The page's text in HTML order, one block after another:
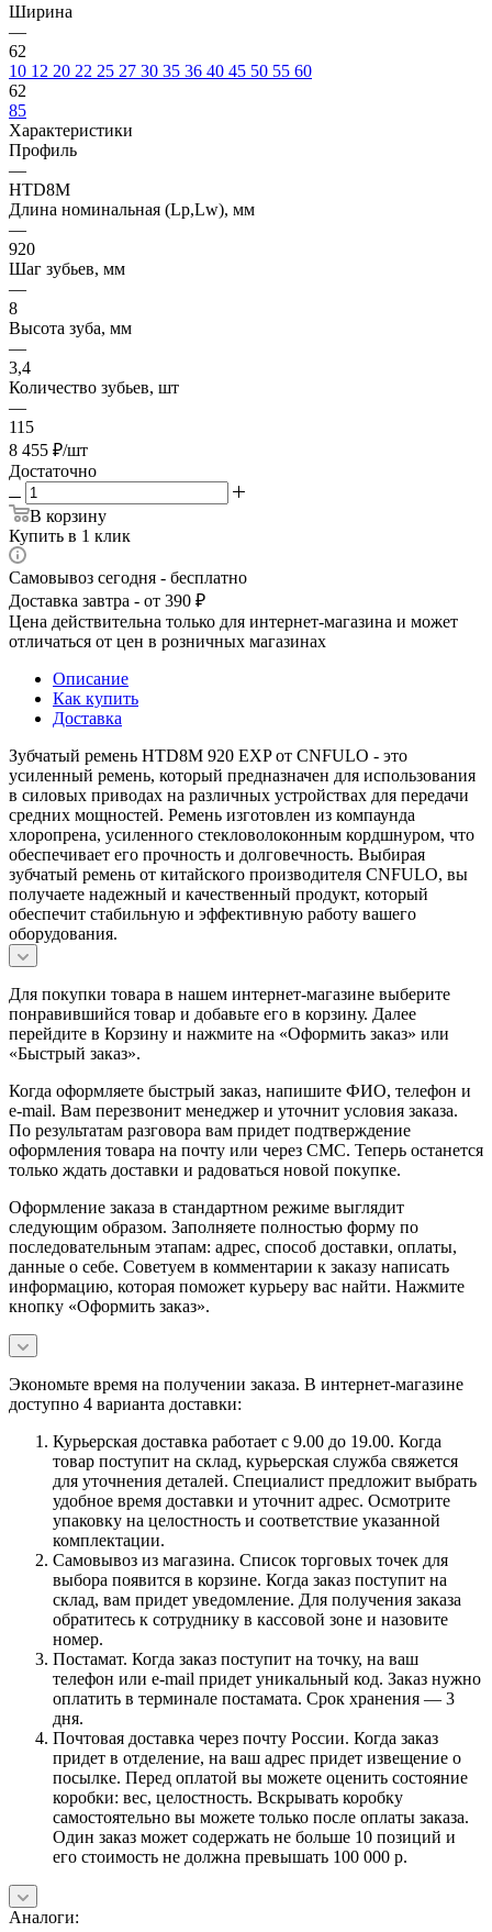
Ширина
—
62
10 12 20 22 25 27 30 35 36 40 45 50 55 60
62
85
Характеристики
Профиль
—
HTD8M
Длина номинальная (Lp,Lw), мм
—
920
Шаг зубьев, мм
—
8
Высота зуба, мм
—
3,4
Количество зубьев, шт
—
115
8 455 ₽/шт
Достаточно
В корзину
Купить в 1 клик
Самовывоз сегодня - бесплатно
Доставка завтра - от 390 ₽
Цена действительна только для интернет-магазина и может
отличаться от цен в розничных магазинах
Описание
Как купить
Доставка
Зубчатый ремень HTD8M 920 EXP от CNFULO - это
усиленный ремень, который предназначен для использования
в силовых приводах на различных устройствах для передачи
средних мощностей. Ремень изготовлен из компаунда
хлоропрена, усиленного стекловолоконным кордшнуром, что
обеспечивает его прочность и долговечность. Выбирая
зубчатый ремень от китайского производителя CNFULO, вы
получаете надежный и качественный продукт, который
обеспечит стабильную и эффективную работу вашего
оборудования.
Для покупки товара в нашем интернет-магазине выберите
понравившийся товар и добавьте его в корзину. Далее
перейдите в Корзину и нажмите на «Оформить заказ» или
«Быстрый заказ».
Когда оформляете быстрый заказ, напишите ФИО, телефон и
e-mail. Вам перезвонит менеджер и уточнит условия заказа.
По результатам разговора вам придет подтверждение
оформления товара на почту или через СМС. Теперь останется
только ждать доставки и радоваться новой покупке.
Оформление заказа в стандартном режиме выглядит
следующим образом. Заполняете полностью форму по
последовательным этапам: адрес, способ доставки, оплаты,
данные о себе. Советуем в комментарии к заказу написать
информацию, которая поможет курьеру вас найти. Нажмите
кнопку «Оформить заказ».
Экономьте время на получении заказа. В интернет-магазине
доступно 4 варианта доставки:
Курьерская доставка работает с 9.00 до 19.00. Когда
товар поступит на склад, курьерская служба свяжется
для уточнения деталей. Специалист предложит выбрать
удобное время доставки и уточнит адрес. Осмотрите
упаковку на целостность и соответствие указанной
комплектации.
Самовывоз из магазина. Список торговых точек для
выбора появится в корзине. Когда заказ поступит на
склад, вам придет уведомление. Для получения заказа
обратитесь к сотруднику в кассовой зоне и назовите
номер.
Постамат. Когда заказ поступит на точку, на ваш
телефон или e-mail придет уникальный код. Заказ нужно
оплатить в терминале постамата. Срок хранения — 3
дня.
Почтовая доставка через почту России. Когда заказ
придет в отделение, на ваш адрес придет извещение о
посылке. Перед оплатой вы можете оценить состояние
коробки: вес, целостность. Вскрывать коробку
самостоятельно вы можете только после оплаты заказа.
Один заказ может содержать не больше 10 позиций и
его стоимость не должна превышать 100 000 р.
Аналоги: